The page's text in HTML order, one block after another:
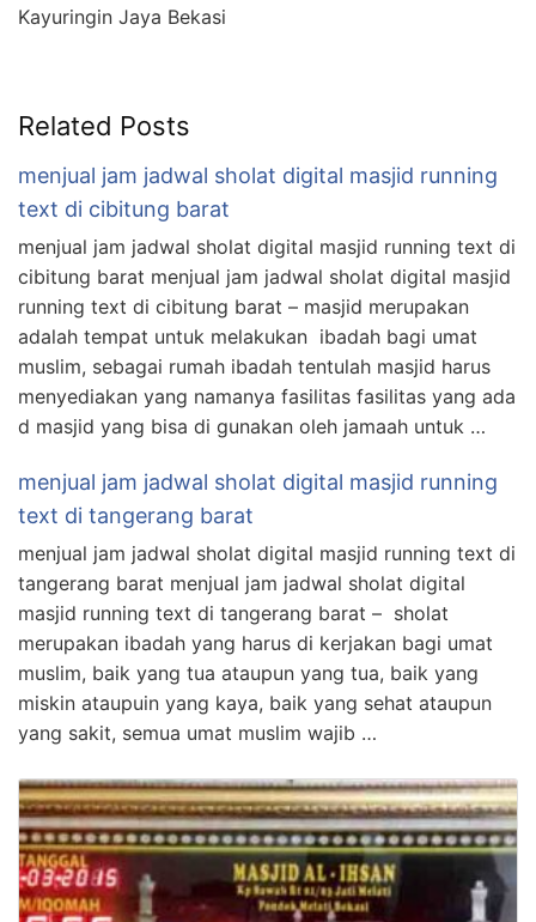
Kayuringin Jaya Bekasi
Related Posts
menjual jam jadwal sholat digital masjid running
text di cibitung barat
menjual jam jadwal sholat digital masjid running text di
cibitung barat menjual jam jadwal sholat digital masjid
running text di cibitung barat – masjid merupakan
adalah tempat untuk melakukan ibadah bagi umat
muslim, sebagai rumah ibadah tentulah masjid harus
menyediakan yang namanya fasilitas fasilitas yang ada
d masjid yang bisa di gunakan oleh jamaah untuk …
menjual jam jadwal sholat digital masjid running
text di tangerang barat
menjual jam jadwal sholat digital masjid running text di
tangerang barat menjual jam jadwal sholat digital
masjid running text di tangerang barat – sholat
merupakan ibadah yang harus di kerjakan bagi umat
muslim, baik yang tua ataupun yang tua, baik yang
miskin ataupuin yang kaya, baik yang sehat ataupun
yang sakit, semua umat muslim wajib …